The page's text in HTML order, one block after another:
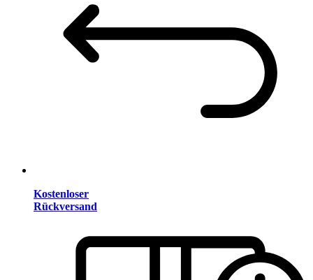
Kostenloser
Rückversand